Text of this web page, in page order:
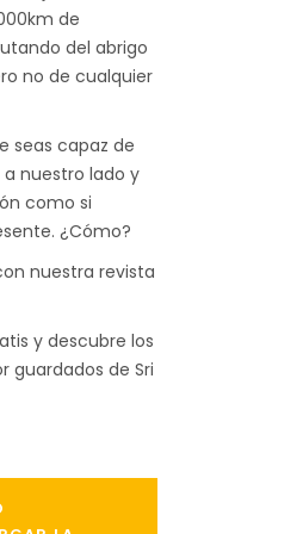
de
del abrigo
no de cualquier
seas capaz de
nuestro lado y
como si
¿Cómo?
nuestra revista
y descubre los
guardados de Sri